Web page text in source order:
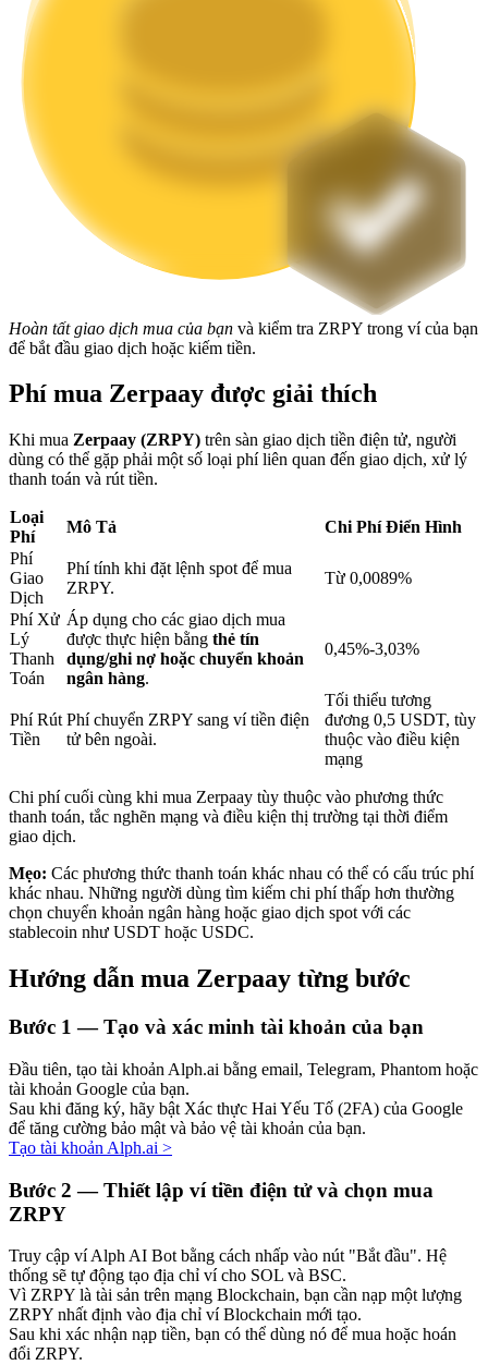
Đặt cọc linh hoạt để kiếm được các token phổ biến.
Khóa BTR
Đầu tư độc quyền cho người nắm giữ BTR
Khoản vay
Đầu tư cố định và quản lý tài chính
Tận hưởng việc quản lý tài chính hiện tại và thu nhập lâu dài
Staking 101
Hoàn tất giao dịch mua của bạn và kiểm tra ZRPY trong ví của bạn
để bắt đầu giao dịch hoặc kiếm tiền.
Phí mua Zerpaay được giải thích
Khi mua Zerpaay (ZRPY) trên sàn giao dịch tiền điện tử, người
dùng có thể gặp phải một số loại phí liên quan đến giao dịch, xử lý
thanh toán và rút tiền.
Loại
Phí
Mô Tả
Chi Phí Điển Hình
Phí
Giao
Dịch
Phí tính khi đặt lệnh spot để mua
ZRPY.
Từ 0,0089%
Phí Xử
Lý
Thanh
Toán
Áp dụng cho các giao dịch mua
được thực hiện bằng thẻ tín
dụng/ghi nợ hoặc chuyển khoản
ngân hàng.
0,45%-3,03%
Phí Rút
Tiền
Phí chuyển ZRPY sang ví tiền điện
tử bên ngoài.
Tối thiểu tương
đương 0,5 USDT, tùy
thuộc vào điều kiện
mạng
Chi phí cuối cùng khi mua Zerpaay tùy thuộc vào phương thức
thanh toán, tắc nghẽn mạng và điều kiện thị trường tại thời điểm
giao dịch.
Mẹo: Các phương thức thanh toán khác nhau có thể có cấu trúc phí
khác nhau. Những người dùng tìm kiếm chi phí thấp hơn thường
chọn chuyển khoản ngân hàng hoặc giao dịch spot với các
stablecoin như USDT hoặc USDC.
Hướng dẫn mua Zerpaay từng bước
Bước 1 —Tạo và xác minh tài khoản của bạn
Đầu tiên, tạo tài khoản Alph.ai bằng email, Telegram, Phantom hoặc
tài khoản Google của bạn.
Sau khi đăng ký, hãy bật Xác thực Hai Yếu Tố (2FA) của Google
để tăng cường bảo mật và bảo vệ tài khoản của bạn.
Tạo tài khoản Alph.ai >
Bước 2 — Thiết lập ví tiền điện tử và chọn mua
ZRPY
Truy cập ví Alph AI Bot bằng cách nhấp vào nút "Bắt đầu". Hệ
thống sẽ tự động tạo địa chỉ ví cho SOL và BSC.
Vì ZRPY là tài sản trên mạng Blockchain, bạn cần nạp một lượng
ZRPY nhất định vào địa chỉ ví Blockchain mới tạo.
Sau khi xác nhận nạp tiền, bạn có thể dùng nó để mua hoặc hoán
đổi ZRPY.